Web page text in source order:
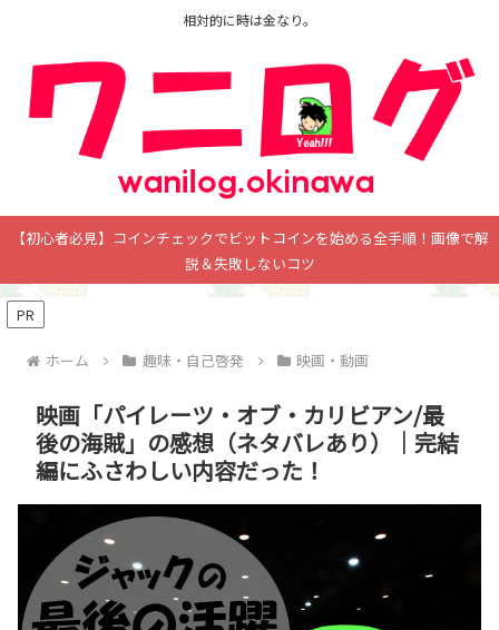
相対的に時は金なり。
【初心者必見】コインチェックでビットコインを始める全手順！画像で解
説＆失敗しないコツ
PR
ホーム 趣味・自己啓発 映画・動画
映画「パイレーツ・オブ・カリビアン/最
後の海賊」の感想（ネタバレあり）｜完結
編にふさわしい内容だった！